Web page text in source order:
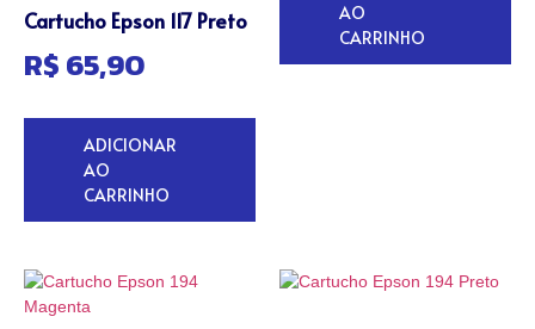
Cartucho Epson 117 Preto
R$65,90
ADICIONAR
AO
CARRINHO
AO
CARRINHO